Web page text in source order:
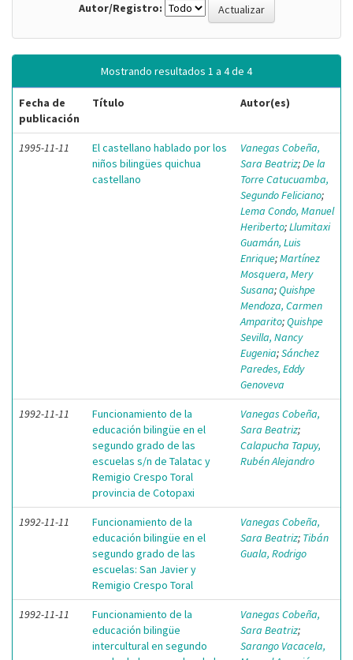
Autor/Registro:
Mostrando resultados 1 a 4 de 4
Fecha de
publicación
Título Autor(es)
1995-11-11
El castellano hablado por los
niños bilingües quichua
castellano
Vanegas Cobeña,
Sara Beatriz;De la
Torre Catucuamba,
Segundo Feliciano;
Lema Condo, Manuel
Heriberto;Llumitaxi
Guamán, Luis
Enrique;Martínez
Mosquera, Mery
Susana;Quishpe
Mendoza, Carmen
Amparito;Quishpe
Sevilla, Nancy
Eugenia;Sánchez
Paredes, Eddy
Genoveva
1992-11-11
Funcionamiento de la
educación bilingüe en el
segundo grado de las
escuelas s/n de Talatac y
Remigio Crespo Toral
provincia de Cotopaxi
Vanegas Cobeña,
Sara Beatriz;
Calapucha Tapuy,
Rubén Alejandro
1992-11-11
Funcionamiento de la
educación bilingüe en el
segundo grado de las
escuelas: San Javier y
Remigio Crespo Toral
Vanegas Cobeña,
Sara Beatriz; Tibán
Guala, Rodrigo
1992-11-11
Funcionamiento de la
educación bilingüe
intercultural en segundo
Vanegas Cobeña,
Sara Beatriz;
Sarango Vacacela,